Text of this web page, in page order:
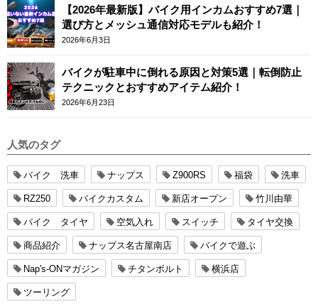
【2026年最新版】バイク用インカムおすすめ7選｜
選び方とメッシュ通信対応モデルも紹介！
2026年6月3日
バイクが駐車中に倒れる原因と対策5選｜転倒防止
テクニックとおすすめアイテム紹介！
2026年6月23日
人気のタグ
バイク 洗車 ナップス Z900RS 福袋 洗車
RZ250 バイクカスタム 新店オープン 竹川由華
バイク タイヤ 空気入れ スイッチ タイヤ交換
商品紹介 ナップス名古屋南店 バイクで遊ぶ
Nap's-ONマガジン チタンボルト 横浜店
ツーリング